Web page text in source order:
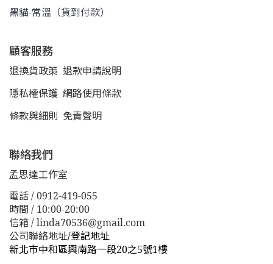
黑貓-常溫（貨到付款）
顧客服務
退換貨政策 退款申請說明
隱私權保護 網路使用條款
條款與細則 免責聲明
聯絡我們
孟思達工作室
電話 / 0912-419-055
時間 / 10:00-20:00
信箱 / linda70536@gmail.com
公司聯絡地址/登記地址
新北市中和區興南路一段20之5號1樓